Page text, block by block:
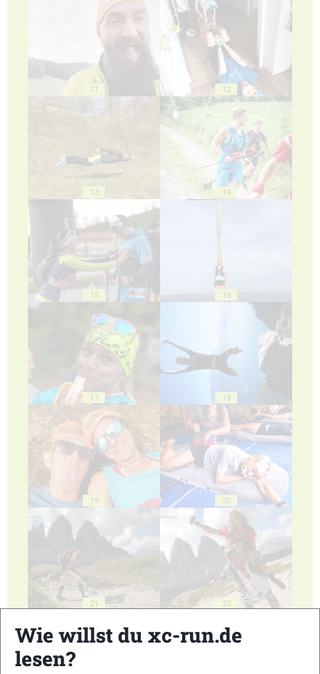
11 12
13 14
15 16
17 18
19 20
21 22
Wie willst du xc-run.de
lesen?